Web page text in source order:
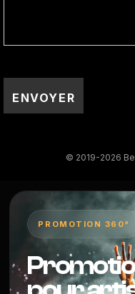
© 2019-2026
PROMOTION 360°